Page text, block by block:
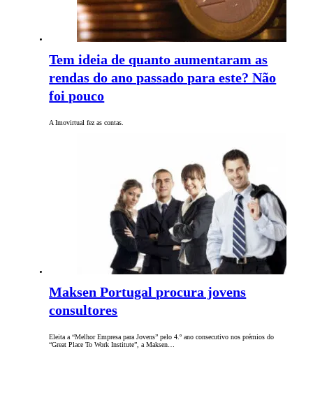
Tem ideia de quanto aumentaram as
rendas do ano passado para este? Não
foi pouco
A Imovirtual fez as contas.
Maksen Portugal procura jovens
consultores
Eleita a “Melhor Empresa para Jovens” pelo 4.º ano consecutivo nos prémios do
“Great Place To Work Institute”, a Maksen…